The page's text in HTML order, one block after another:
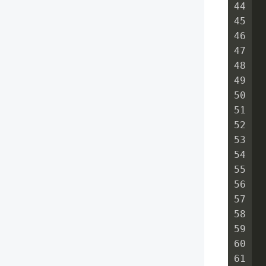
44
45
46
47
48
49
50
51
52
53
54
55
56
57
58
59
60
61